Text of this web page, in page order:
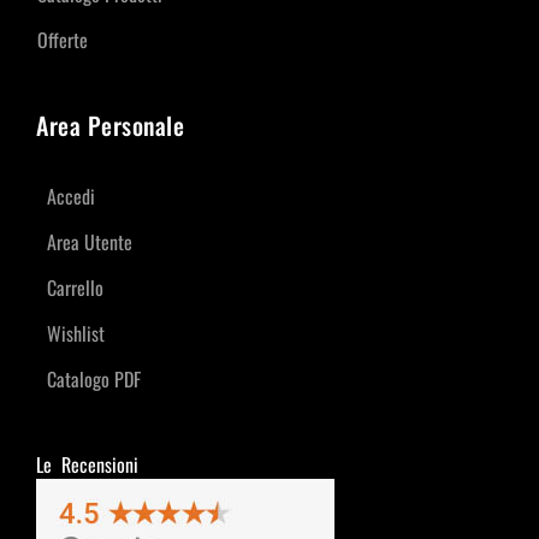
Offerte
Area Personale
Accedi
Area Utente
Carrello
Wishlist
Catalogo PDF
Le Recensioni